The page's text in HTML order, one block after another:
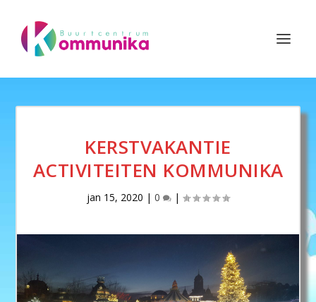
KERSTVAKANTIE
ACTIVITEITEN KOMMUNIKA
jan 15, 2020 | 0 |